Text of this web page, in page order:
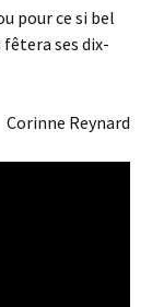
pour ce si bel
fêtera ses dix-
Corinne Reynard